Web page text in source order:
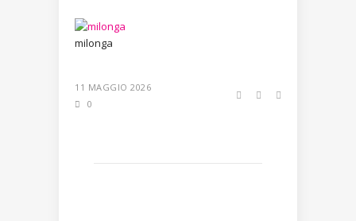
milonga
11 MAGGIO 2026
0